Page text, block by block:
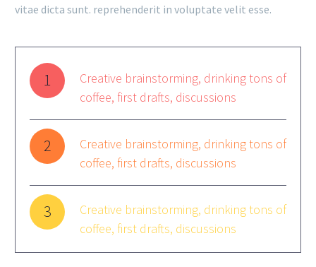
vitae dicta sunt. reprehenderit in voluptate velit esse.
1
Creative brainstorming, drinking tons of
coffee, first drafts, discussions
2
Creative brainstorming, drinking tons of
coffee, first drafts, discussions
3
Creative brainstorming, drinking tons of
coffee, first drafts, discussions